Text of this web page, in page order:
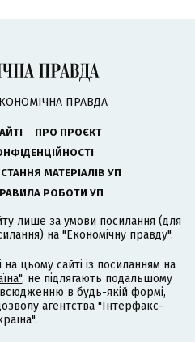
ПРАВДА
ПРО ПРОЄКТ
МАТЕРІАЛІВ УП
РОБОТИ УП
лише за умови посилання (для
на "Економічну правду".
на цьому сайті із посиланням на
, не підлягають подальшому
в будь-якій формі,
агентства "Інтерфакс-